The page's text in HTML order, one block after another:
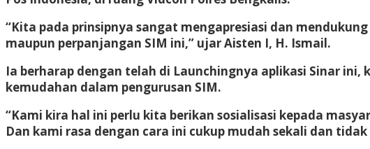
“Kita pada prinsipnya sangat mengapresiasi dan
maupun perpanjangan SIM ini,” ujar Aisten I, H. Ismail.
Ia berharap dengan telah di Launchingnya aplikasi Sinar
kemudahan dalam pengurusan SIM.
“Kami kira hal ini perlu kita berikan sosialisasi kepada
Dan kami rasa dengan cara ini cukup mudah sekali dan